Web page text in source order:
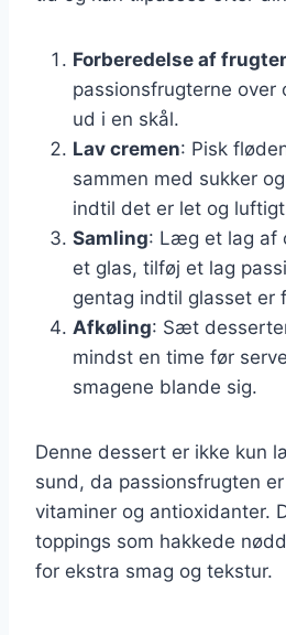
Forberedelse af
passionsfrugterne over
ud i en skål.
Lav cremen: Pisk
sammen med sukker
indtil det er let og
Samling: Læg et lag af
et glas, tilføj et lag
gentag indtil glasset er
Afkøling: Sæt
mindst en time før
smagene blande sig.
Denne dessert er ikke kun
sund, da passionsfrugten
vitaminer og antioxidanter.
toppings som hakkede
for ekstra smag og tekstur.